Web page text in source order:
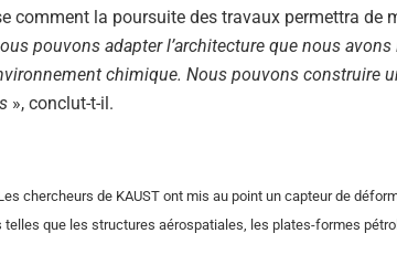
comment la poursuite des travaux permettra de
pouvons adapter l’architecture que nous
chimique. Nous pouvons construire
», conclut-t-il.
chercheurs de KAUST ont mis au point un capteur de
que les structures aérospatiales, les plates-formes